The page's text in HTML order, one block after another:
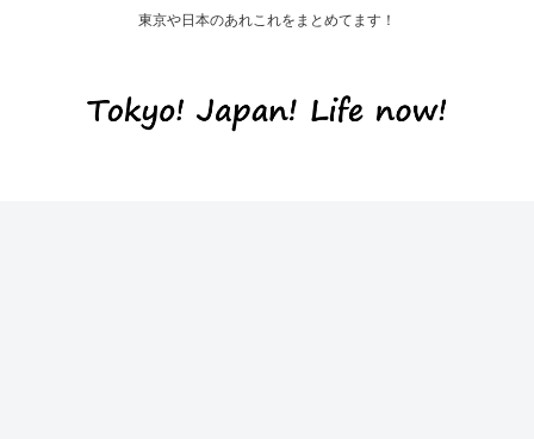
東京や日本のあれこれをまとめてます！